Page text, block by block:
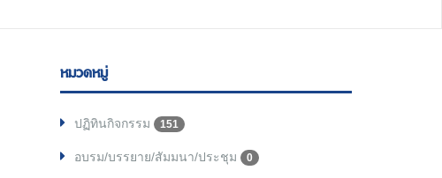
หมวดหมู่
ปฏิทินกิจกรรม 151
อบรม/บรรยาย/สัมมนา/ประชุม 0